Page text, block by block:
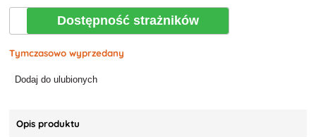
Dostępność strażników
Tymczasowo wyprzedany
Dodaj do ulubionych
Opis produktu